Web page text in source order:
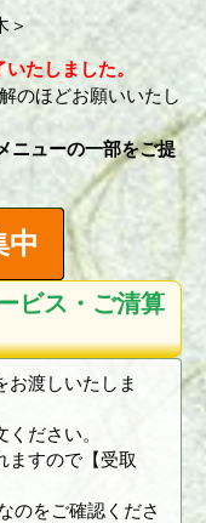
＞
たしました。
のほどお願いいたし
ニューの一部をご提
中
ビス・ご清算
お渡しいたしま
ださい。
ますので【受取
のをご確認くださ